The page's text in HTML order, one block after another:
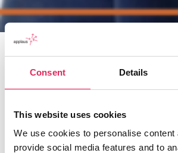
Consent Details
This website uses cookies
We use cookies to personalise content
provide social media features and to
TUTTI
“Det er ikke altid
Filip Granlie torsdag 7 april 2022